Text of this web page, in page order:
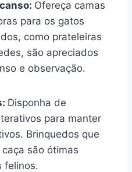
Ofereça camas
para os gatos
como prateleiras
são apreciados
e observação.
Disponha de
para manter
Brinquedos que
são ótimas
felinos.